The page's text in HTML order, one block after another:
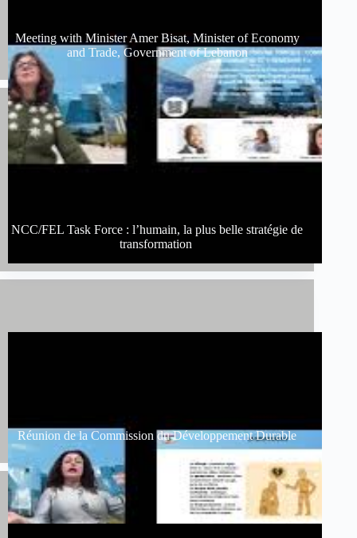
Meeting with Minister Amer Bisat, Minister of Economy
and Trade, Government of Lebanon
NCC/FEL Task Force : l’humain, la plus belle stratégie de
transformation
Réunion de la Commission du Développement Durable